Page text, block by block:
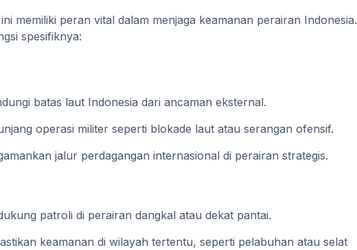
memiliki peran vital dalam menjaga keamanan perairan Indonesia.
spesifiknya:
batas laut Indonesia dari ancaman eksternal.
operasi militer seperti blokade laut atau serangan ofensif.
jalur perdagangan internasional di perairan strategis.
patroli di perairan dangkal atau dekat pantai.
keamanan di wilayah tertentu, seperti pelabuhan atau selat